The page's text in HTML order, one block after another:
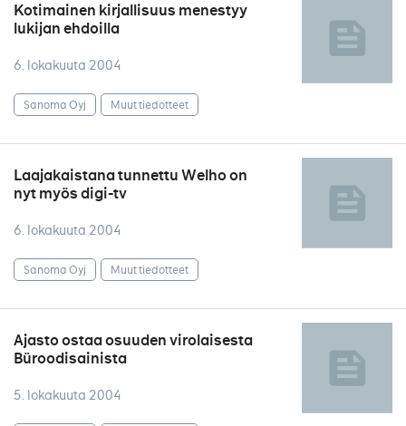
Kotimainen kirjallisuus menestyy
lukijan ehdoilla
6. lokakuuta 2004
Sanoma Oyj Muut tiedotteet
Laajakaistana tunnettu Welho on
nyt myös digi-tv
6. lokakuuta 2004
Sanoma Oyj Muut tiedotteet
Ajasto ostaa osuuden virolaisesta
Büroodisainista
5. lokakuuta 2004